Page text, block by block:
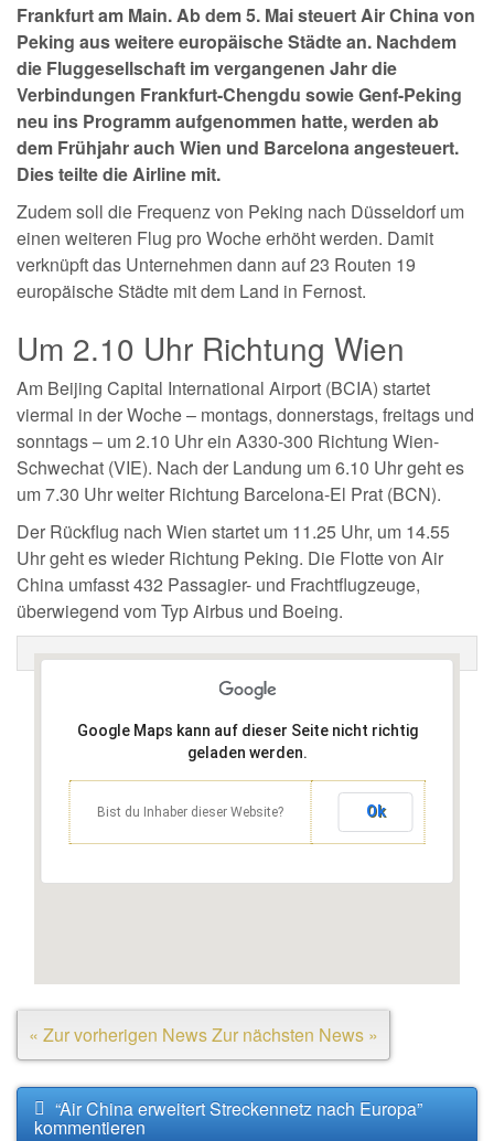
Frankfurt am Main. Ab dem 5. Mai steuert Air China von
Peking aus weitere europäische Städte an. Nachdem
die Fluggesellschaft im vergangenen Jahr die
Verbindungen Frankfurt-Chengdu sowie Genf-Peking
neu ins Programm aufgenommen hatte, werden ab
dem Frühjahr auch Wien und Barcelona angesteuert.
Dies teilte die Airline mit.
Zudem soll die Frequenz von Peking nach Düsseldorf um
einen weiteren Flug pro Woche erhöht werden. Damit
verknüpft das Unternehmen dann auf 23 Routen 19
europäische Städte mit dem Land in Fernost.
Um 2.10 Uhr Richtung Wien
Am Beijing Capital International Airport (BCIA) startet
viermal in der Woche – montags, donnerstags, freitags und
sonntags – um 2.10 Uhr ein A330-300 Richtung Wien-
Schwechat (VIE). Nach der Landung um 6.10 Uhr geht es
um 7.30 Uhr weiter Richtung Barcelona-El Prat (BCN).
Der Rückflug nach Wien startet um 11.25 Uhr, um 14.55
Uhr geht es wieder Richtung Peking. Die Flotte von Air
China umfasst 432 Passagier- und Frachtflugzeuge,
überwiegend vom Typ Airbus und Boeing.
Google Maps kann auf dieser Seite nicht richtig
geladen werden.
Bist du Inhaber dieser Website? Ok
« Zur vorherigen NewsZur nächsten News »
“Air China erweitert Streckennetz nach Europa”
kommentieren